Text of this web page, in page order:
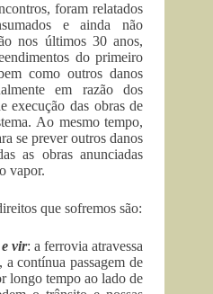
foram relatados
e ainda não
nos últimos 30 anos,
do primeiro
como outros danos
em razão dos
execução das obras de
Ao mesmo tempo,
se prever outros danos
as obras anunciadas
vapor.
que sofremos são:
vir: a ferrovia atravessa
a contínua passagem de
longo tempo ao lado de